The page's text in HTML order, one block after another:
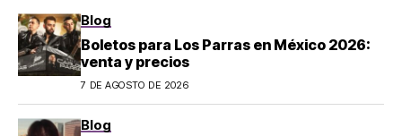
Blog
Boletos para Los Parras en México 2026:
venta y precios
7 DE AGOSTO DE 2026
Blog